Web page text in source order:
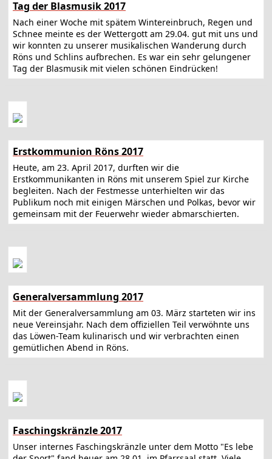
Tag der Blasmusik 2017
Nach einer Woche mit spätem Wintereinbruch, Regen und
Schnee meinte es der Wettergott am 29.04. gut mit uns und
wir konnten zu unserer musikalischen Wanderung durch
Röns und Schlins aufbrechen. Es war ein sehr gelungener
Tag der Blasmusik mit vielen schönen Eindrücken!
Erstkommunion Röns 2017
Heute, am 23. April 2017, durften wir die
Erstkommunikanten in Röns mit unserem Spiel zur Kirche
begleiten. Nach der Festmesse unterhielten wir das
Publikum noch mit einigen Märschen und Polkas, bevor wir
gemeinsam mit der Feuerwehr wieder abmarschierten.
Generalversammlung 2017
Mit der Generalversammlung am 03. März starteten wir ins
neue Vereinsjahr. Nach dem offiziellen Teil verwöhnte uns
das Löwen-Team kulinarisch und wir verbrachten einen
gemütlichen Abend in Röns.
Faschingskränzle 2017
Unser internes Faschingskränzle unter dem Motto "Es lebe